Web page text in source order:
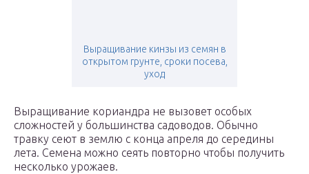
Выращивание кинзы из семян в
открытом грунте, сроки посева,
уход
Выращивание кориандра не вызовет особых
сложностей у большинства садоводов. Обычно
травку сеют в землю с конца апреля до середины
лета. Семена можно сеять повторно чтобы получить
несколько урожаев.